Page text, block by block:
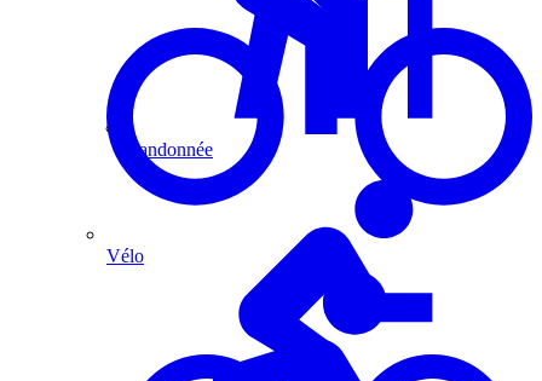
Randonnée
Vélo